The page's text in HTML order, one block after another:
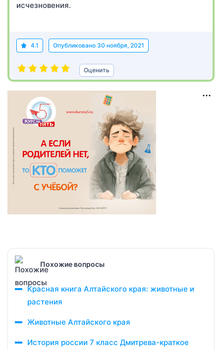
исчезновения.
4.1 Опубликовано 30 ноября, 2021
Оценить
Похожие вопросы
Красная книга Алтайского края: животные и
растения
Животные Алтайского края
История россии 7 класс Дмитрева-краткое